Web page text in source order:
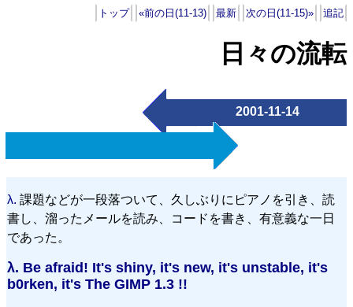
トップ «前の日(11-13) 最新 次の日(11-15)» 追記
日々の流転
2001-11-14
λ. 課題などが一段落ついて、久しぶりにピアノを引き、読
書し、溜ったメールを読み、コードを書き、有意義な一日
であった。
λ. Be afraid! It's shiny, it's new, it's unstable, it's
b0rken, it's The GIMP 1.3 !!